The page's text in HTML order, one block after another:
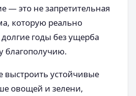
— это не запретительная
которую реально
годы без ущерба
благополучию.
выстроить устойчивые
овощей и зелени,